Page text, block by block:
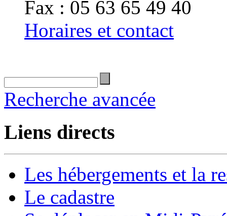
Fax : 05 63 65 49 40
Horaires et contact
Recherche avancée
Liens directs
Les hébergements et la
Le cadastre